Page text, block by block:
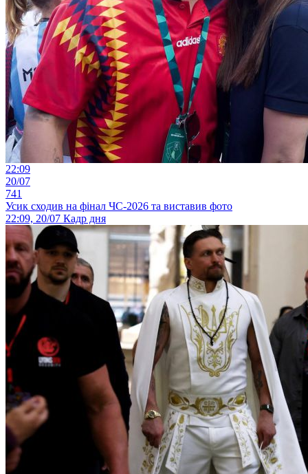
22:09
20/07
741
Усик сходив на фінал ЧС-2026 та виставив фото
22:09, 20/07 Кадр дня